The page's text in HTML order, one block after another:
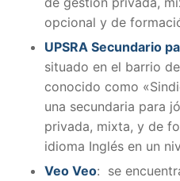
opcional y de
UPSRA Secundario
situado en el barrio
conocido como
una secundaria para
privada, mixta, y de
idioma Inglés en un
Veo Veo: se